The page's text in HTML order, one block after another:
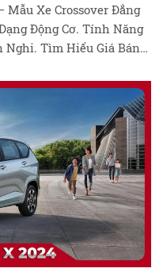
Mẫu Xe Crossover Đẳng
Động Cơ. Tính Năng
Nghi. Tìm Hiểu Giá Bán
Đánh Bại Sự …Đọc tiếp